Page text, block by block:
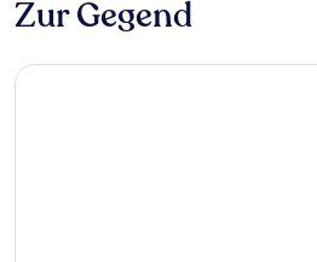
Zur Gegend